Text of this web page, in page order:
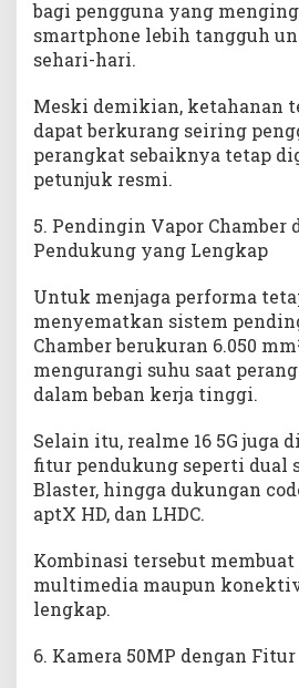
bagi pengguna yang
smartphone lebih tangguh
sehari-hari.
Meski demikian, ketahanan
dapat berkurang seiring
perangkat sebaiknya tetap
petunjuk resmi.
5. Pendingin Vapor Chamber
Pendukung yang Lengkap
Untuk menjaga performa
menyematkan sistem
Chamber berukuran 6.050
mengurangi suhu saat
dalam beban kerja tinggi.
Selain itu, realme 16 5G juga
fitur pendukung seperti dual
Blaster, hingga dukungan
aptX HD, dan LHDC.
Kombinasi tersebut
multimedia maupun
lengkap.
6. Kamera 50MP dengan